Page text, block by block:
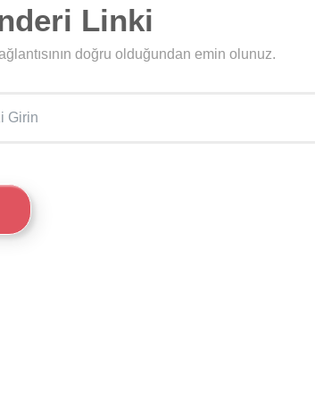
Linki
doğru olduğundan emin olunuz.